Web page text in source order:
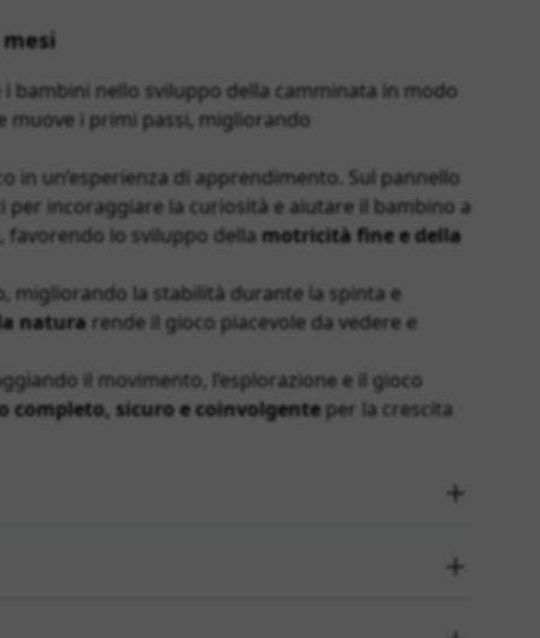
nello sviluppo della camminata in modo
i primi passi, migliorando
un’esperienza di apprendimento. Sul pannello
per incoraggiare la curiosità e aiutare il bambino a
favorendo lo sviluppo della motricità fine e della
la stabilità durante la spinta e
natura rende il gioco piacevole da vedere e
il movimento, l’esplorazione e il gioco
completo, sicuro e coinvolgente per la crescita